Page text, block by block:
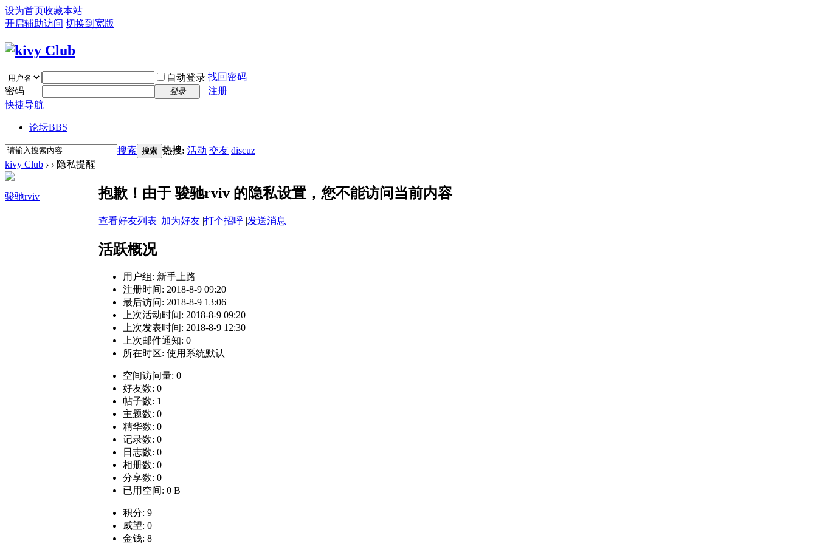
设为首页收藏本站
开启辅助访问 切换到宽版
自动登录 找回密码
密码
登录
注册
快捷导航
论坛BBS
搜索 搜索 热搜: 活动 交友 discuz
kivy Club › › 隐私提醒
骏驰rviv 抱歉！由于 骏驰rviv 的隐私设置，您不能访问当前内容
查看好友列表 |加为好友 |打个招呼 |发送消息
活跃概况
用户组: 新手上路
注册时间: 2018-8-9 09:20
最后访问: 2018-8-9 13:06
上次活动时间: 2018-8-9 09:20
上次发表时间: 2018-8-9 12:30
上次邮件通知: 0
所在时区: 使用系统默认
空间访问量: 0
好友数: 0
帖子数: 1
主题数: 0
精华数: 0
记录数: 0
日志数: 0
相册数: 0
分享数: 0
已用空间: 0 B
积分: 9
威望: 0
金钱: 8